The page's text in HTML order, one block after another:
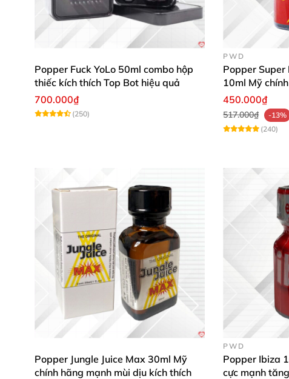
Giá tốt nhất thị trường– Giao hàng kín đáo ,
Tư vấn tận tình – Bảo hành uy tín
– Đội ngũ hỗ
Popper Fuck YoLo 50ml combo hộp
thiếc kích thích Top Bot hiệu quả
700.000₫
(250)
PWD
Popper Super
10ml Mỹ
cực mạnh
450.000₫
517.000₫
-13%
(240)
Popper Jungle Juice Max 30ml Mỹ
chính hãng mạnh mùi dịu kích thích
PWD
Popper Ibiza
cực mạnh